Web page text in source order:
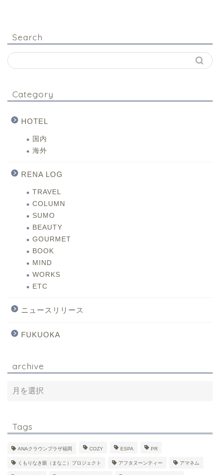
Search
Category
HOTEL
国内
海外
RENA LOG
TRAVEL
COLUMN
SUMO
BEAUTY
GOURMET
BOOK
MIND
WORKS
ETC
ニュースリリース
FUKUOKA
archive
Tags
ANAクラウンプラザ福岡 COZY ESPA PR
くもりなき眼（まなこ）プロジェクト アフタヌーンティー アマネム